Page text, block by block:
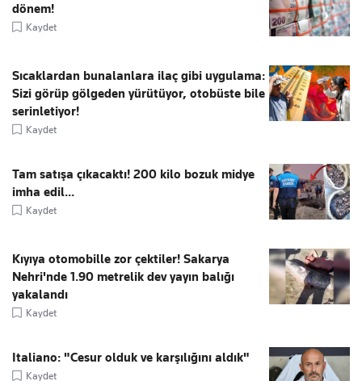
dönem!
Kaydet
Sıcaklardan bunalanlara ilaç gibi uygulama:
Sizi görüp gölgeden yürütüyor, otobüste bile
serinletiyor!
Kaydet
Tam satışa çıkacaktı! 200 kilo bozuk midye
imha edil...
Kaydet
Kıyıya otomobille zor çektiler! Sakarya
Nehri'nde 1.90 metrelik dev yayın balığı
yakalandı
Kaydet
Italiano: "Cesur olduk ve karşılığını aldık"
Kaydet